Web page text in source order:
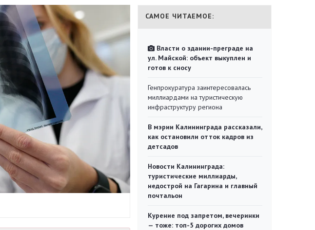
САМОЕ ЧИТАЕМОЕ:
Власти о здании-преграде на
ул. Майской: объект выкуплен и
готов к сносу
Генпрокуратура заинтересовалась
миллиардами на туристическую
инфраструктуру региона
В мэрии Калининграда рассказали,
как остановили отток кадров из
детсадов
Новости Калининграда:
туристические миллиарды,
недострой на Гагарина и главный
почтальон
Курение под запретом, вечеринки
— тоже: топ-5 дорогих домов